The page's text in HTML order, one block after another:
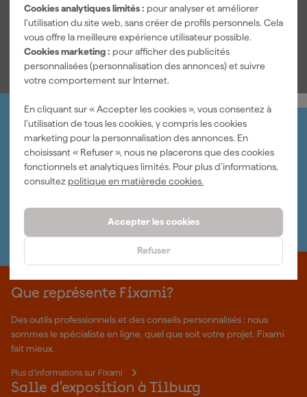
Cookies analytiques limités : pour analyser et améliorer
l’utilisation du site web, sans créer de profils personnels. Cela
vous offre la meilleure expérience utilisateur possible.
Cookies marketing : pour afficher des publicités
personnalisées (personnalisation des annonces) et suivre
votre comportement sur Internet.
En cliquant sur « Accepter les cookies », vous consentez à
l’utilisation de tous les cookies, y compris les cookies
marketing pour la personnalisation des annonces. En
choisissant « Refuser », nous ne placerons que des cookies
fonctionnels et analytiques limités. Pour plus d’informations,
consultez politique en matièrede cookies.
Accepter les cookies
Refuser
Pouvant être peint après
Voir toutes les caractéristiques
Organisez-le vous-même
Connectez-vous et gérez vos commandes et vos
factures.
Bulletin
Abonnez-vous à la newsletter hebdomadaire
Nous nous ferons un plaisir de vous aider. Contactez l'un
Que représente Fixami?
Des outils professionnels et des conseils personnalisés : nous
sommes le spécialiste en ligne, quel que soit votre projet. Fixami
fait mieux.
Plus d'informations sur Fixami
Salle d'exposition à Tilburg